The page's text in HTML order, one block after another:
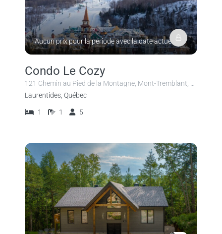
Aucun prix pour la période avec la date actuelle.
Condo Le Cozy
Laurentides, Québec
1 1 5